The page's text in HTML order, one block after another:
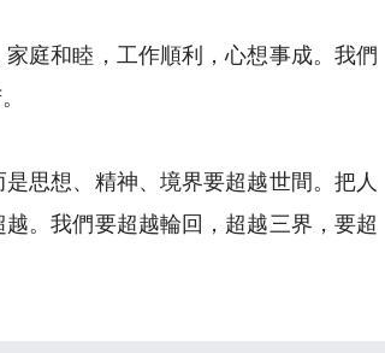
庭和睦，工作順利，心想事成。我們
思想、精神、境界要超越世間。把人
。我們要超越輪回，超越三界，要超